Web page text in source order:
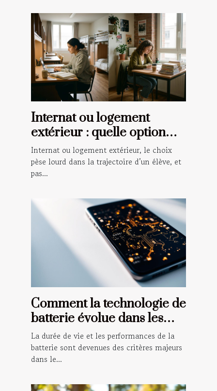
Internat ou logement
extérieur : quelle option
pour une réussite
académique ?
Internat ou logement extérieur, le choix
pèse lourd dans la trajectoire d’un élève, et
pas...
Comment la technologie de
batterie évolue dans les
smartphones modernes ?
La durée de vie et les performances de la
batterie sont devenues des critères majeurs
dans le...